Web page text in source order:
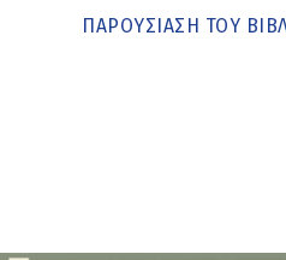
ΠΑΡΟΥΣΊΑΣΗ ΤΟΥ